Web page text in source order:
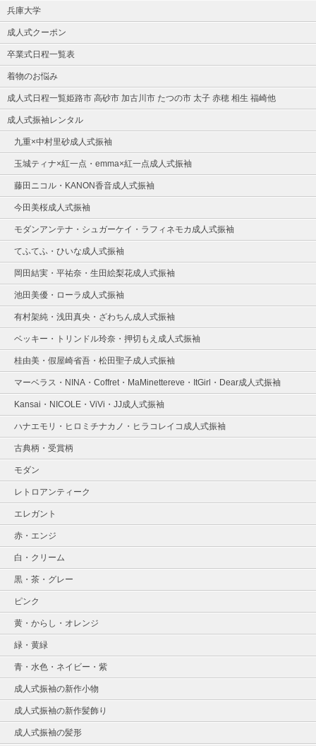
兵庫大学
成人式クーポン
卒業式日程一覧表
着物のお悩み
成人式日程一覧姫路市 高砂市 加古川市 たつの市 太子 赤穂 相生 福崎他
成人式振袖レンタル
九重×中村里砂成人式振袖
玉城ティナ×紅一点・emma×紅一点成人式振袖
藤田ニコル・KANON香音成人式振袖
今田美桜成人式振袖
モダンアンテナ・シュガーケイ・ラフィネモカ成人式振袖
てふてふ・ひいな成人式振袖
岡田結実・平祐奈・生田絵梨花成人式振袖
池田美優・ローラ成人式振袖
有村架純・浅田真央・ざわちん成人式振袖
ベッキー・トリンドル玲奈・押切もえ成人式振袖
桂由美・假屋崎省吾・松田聖子成人式振袖
マーベラス・NINA・Coffret・MaMinettereve・ItGirl・Dear成人式振袖
Kansai・NICOLE・ViVi・JJ成人式振袖
ハナエモリ・ヒロミチナカノ・ヒラコレイコ成人式振袖
古典柄・受賞柄
モダン
レトロアンティーク
エレガント
赤・エンジ
白・クリーム
黒・茶・グレー
ピンク
黄・からし・オレンジ
緑・黄緑
青・水色・ネイビー・紫
成人式振袖の新作小物
成人式振袖の新作髪飾り
成人式振袖の髪形